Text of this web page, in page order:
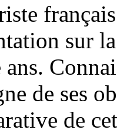
sur
ans.
de ses
de